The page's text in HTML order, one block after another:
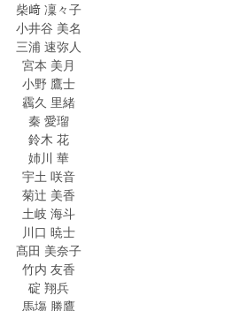
柴﨑 凜々子
小井谷 美名
三浦 速弥人
宮本 美月
小野 鷹士
靏久 里緒
秦 愛瑠
鈴木 花
姉川 華
宇土 咲音
菊辻 美香
土岐 海斗
川口 暁士
髙田 美奈子
竹内 友香
碇 翔兵
馬塲 勝鷹